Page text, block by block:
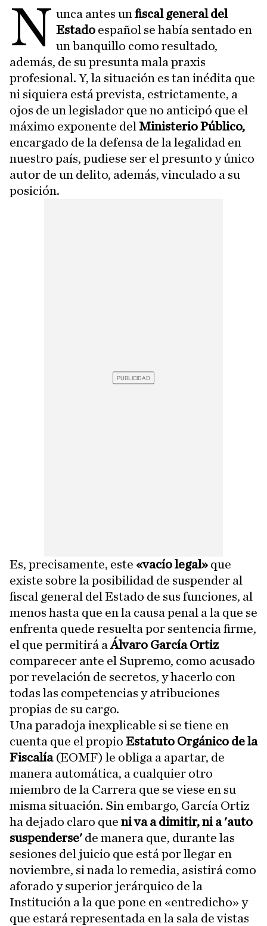
N unca antes unfiscal general del
Estado español se había sentado en
un banquillo como resultado,
además, de su presunta mala praxis
profesional. Y, la situación es tan inédita que
ni siquiera está prevista, estrictamente, a
ojos de un legislador que no anticipó que el
máximo exponente del Ministerio Público,
encargado de la defensa de la legalidad en
nuestro país, pudiese ser el presunto y único
autor de un delito, además, vinculado a su
posición.
Es, precisamente, este «vacío legal» que
existe sobre la posibilidad de suspender al
fiscal general del Estado de sus funciones, al
menos hasta que en la causa penal a la que se
enfrenta quede resuelta por sentencia firme,
el que permitirá aÁlvaro García Ortiz
comparecer ante el Supremo, como acusado
por revelación de secretos, y hacerlo con
todas las competencias y atribuciones
propias de su cargo.
Una paradoja inexplicable si se tiene en
cuenta que el propio Estatuto Orgánico de la
Fiscalía(EOMF) le obliga a apartar, de
manera automática, a cualquier otro
miembro de la Carrera que se viese en su
misma situación. Sin embargo, García Ortiz
ha dejado claro que ni va a dimitir, ni a 'auto
suspenderse' de manera que, durante las
sesiones del juicio que está por llegar en
noviembre, si nada lo remedia, asistirá como
aforado y superior jerárquico de la
Institución a la que pone en «entredicho» y
que estará representada en la sala de vistas